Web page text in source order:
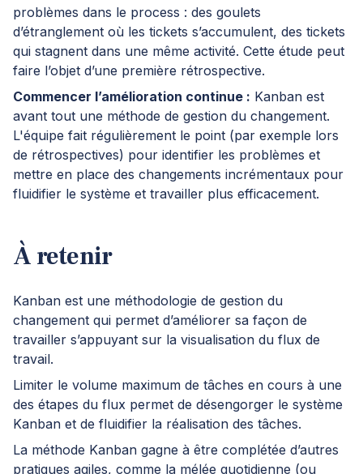
problèmes dans le process : des goulets
d’étranglement où les tickets s’accumulent, des tickets
qui stagnent dans une même activité. Cette étude peut
faire l’objet d’une première rétrospective.
Commencer l’amélioration continue : Kanban est
avant tout une méthode de gestion du changement.
L'équipe fait régulièrement le point (par exemple lors
de rétrospectives) pour identifier les problèmes et
mettre en place des changements incrémentaux pour
fluidifier le système et travailler plus efficacement.
À retenir
Kanban est une méthodologie de gestion du
changement qui permet d’améliorer sa façon de
travailler s’appuyant sur la visualisation du flux de
travail.
Limiter le volume maximum de tâches en cours à une
des étapes du flux permet de désengorger le système
Kanban et de fluidifier la réalisation des tâches.
La méthode Kanban gagne à être complétée d’autres
pratiques agiles, comme la mélée quotidienne (ou